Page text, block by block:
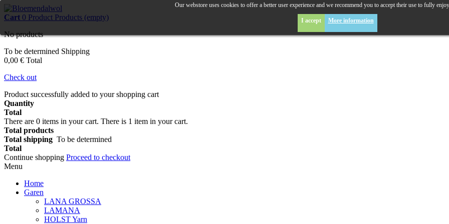
Cart 0 Product Products (empty)
No products
To be determined Shipping
0,00 € Total
Check out
Product successfully added to your shopping cart
Quantity
Total
There are 0 items in your cart. There is 1 item in your cart.
Total products
Total shipping To be determined
Total
Continue shopping Proceed to checkout
Menu
Home
Garen
LANA GROSSA
LAMANA
HOLST Yarn
Our webstore uses cookies to offer a better user experience and we recommend you to accept their use to fully
I accept More information